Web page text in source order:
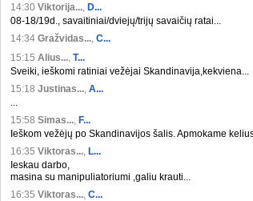
14:30 Viktorija..., D...
08-18/19d., savaitiniai/dviejų/trijų savaičių ratai...
14:34 Gražvidas..., C...
15:15 Alius..., T...
Sveiki, ieškomi ratiniai vežėjai Skandinavija,kekviena...
15:18 Justinas..., A...
...
15:58 Simas..., F...
Ieškom vežėjų po Skandinavijos šalis. Apmokame
16:35 Viktoras..., L...
Ieskau darbo,
masina su manipuliatoriumi ,galiu krauti...
16:35 Viktoras..., C...